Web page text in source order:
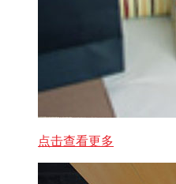
点击查看更多